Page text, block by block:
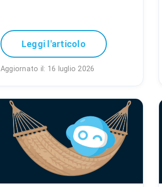
Leggi l'articolo
Aggiornato il: 16 luglio 2026